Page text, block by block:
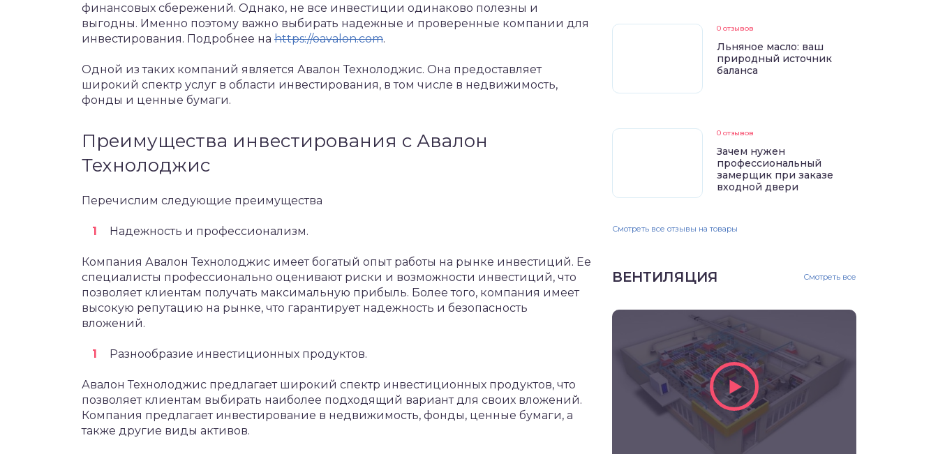
финансовых сбережений. Однако, не все инвестиции одинаково полезны и
выгодны. Именно поэтому важно выбирать надежные и проверенные компании для
инвестирования. Подробнее на https://oavalon.com.
Одной из таких компаний является Авалон Технолоджис. Она предоставляет
широкий спектр услуг в области инвестирования, в том числе в недвижимость,
фонды и ценные бумаги.
Преимущества инвестирования с Авалон
Технолоджис
Перечислим следующие преимущества
Надежность и профессионализм.
Компания Авалон Технолоджис имеет богатый опыт работы на рынке инвестиций. Ее
специалисты профессионально оценивают риски и возможности инвестиций, что
позволяет клиентам получать максимальную прибыль. Более того, компания имеет
высокую репутацию на рынке, что гарантирует надежность и безопасность
вложений.
Разнообразие инвестиционных продуктов.
Авалон Технолоджис предлагает широкий спектр инвестиционных продуктов, что
позволяет клиентам выбирать наиболее подходящий вариант для своих вложений.
Компания предлагает инвестирование в недвижимость, фонды, ценные бумаги, а
также другие виды активов.
0 отзывов
Льняное масло: ваш
природный источник
баланса
0 отзывов
Зачем нужен
профессиональный
замерщик при заказе
входной двери
Смотреть все отзывы на товары
ВЕНТИЛЯЦИЯ Смотреть все